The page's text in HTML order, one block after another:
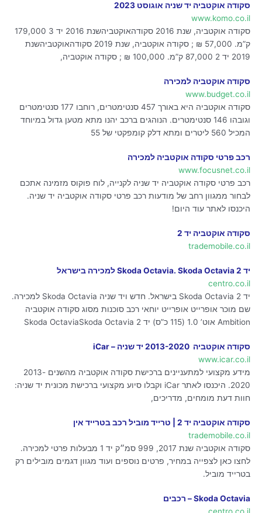
סקודה אוקטביה יד שניה אוגוסט 2023
www.komo.co.il
סקודה אוקטביה, שנת 2016 סקודהאוקטביהשנת 2016 יד 3 179,000
ק”מ. 57,000 ₪ ; סקודה אוקטביה, שנת 2019 סקודהאוקטביהשנת
2019 יד 2 87,000 ק”מ. 100,000 ₪ ; סקודה אוקטביה,
סקודה אוקטביה למכירה
www.budget.co.il
סקודה אוקטביה היא באורך 457 סנטימטרים, רוחבו 177 סנטימטרים
וגובהו 146 סנטימטרים. הנוהגים ברכב יהנו מתא מטען גדול במיוחד
המכיל 560 ליטרים ומתא דלק קומפקטי של 55
רכב פרטי סקודה אוקטביה למכירה
www.focusnet.co.il
רכב פרטי סקודה אוקטביה יד שניה לקנייה, לוח פוקוס מזמינה אתכם
לבחור ממגוון רחב של מודעות רכב פרטי סקודה אוקטביה יד שניה.
היכנסו לאתר עוד היום!
סקודה אוקטביה יד 2
trademobile.co.il
יד 2 Skoda Octavia. Skoda Octavia למכירה בישראל
centro.co.il
יד 2 Skoda Octavia בישראל. חדש ויד שניה Skoda Octavia למכירה.
שם מוכר אופרייט אופרייט יוחאי רכב סוכנות מסוג סקודה אוקטביה
Ambition אוט’ 1.0 (115 כ”ס) יד 2 Skoda OctaviaSkoda Octavia
סקודה אוקטביה ‏ 2013-2020 יד שניה – iCar
www.icar.co.il
מידע מקצועי למתעניינים ברכישת סקודה אוקטביה מהשנים 2013-
2020. היכנסו לאתר iCar וקבלו סיוע מקצועי ברכישת מכונית יד שניה:
חוות דעת מומחים, מדריכים,
סקודה אוקטביה יד 2 | טרייד מוביל רכב בטרייד אין
trademobile.co.il
סקודה אוקטביה שנת 2017, 999 סמ״ק יד 1 מבעלות פרטי למכירה.
לחצו כאן לצפייה במחיר, פרטים נוספים ועוד מגוון דגמים מובילים רק
בטרייד מוביל.
Skoda Octavia – רכבים